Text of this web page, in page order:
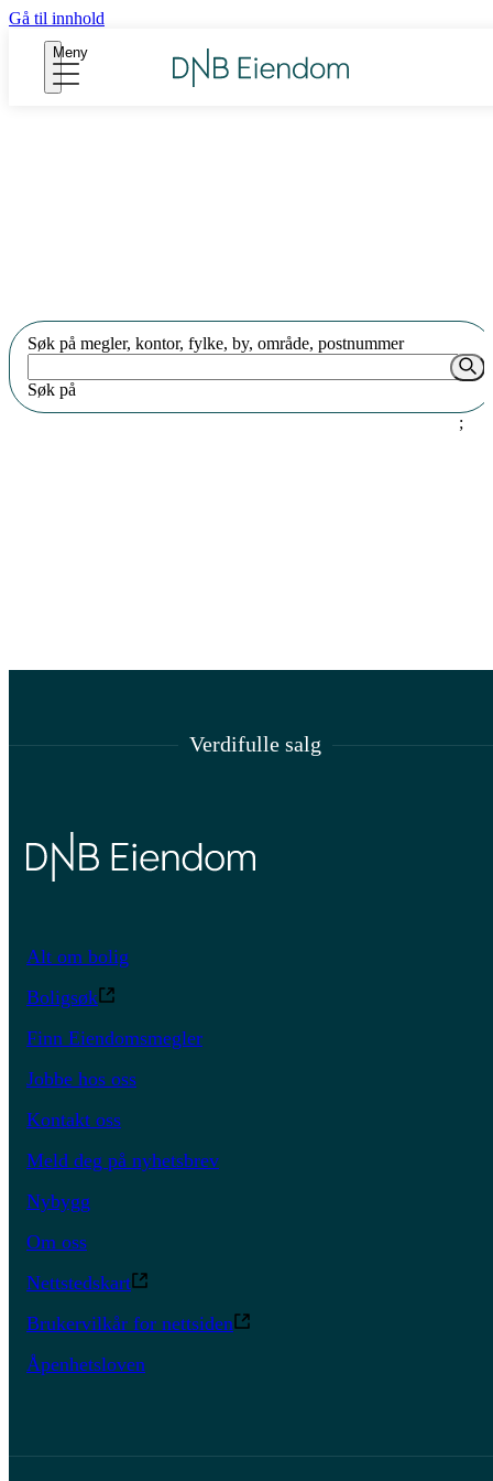
Gå til innhold
Meny
Søk på megler, kontor, fylke, by, område, postnummer
Søk på
;
Verdifulle salg
Alt om bolig
Boligsøk
Finn Eiendomsmegler
Jobbe hos oss
Kontakt oss
Meld deg på nyhetsbrev
Nybygg
Om oss
Nettstedskart
Brukervilkår for nettsiden
Åpenhetsloven